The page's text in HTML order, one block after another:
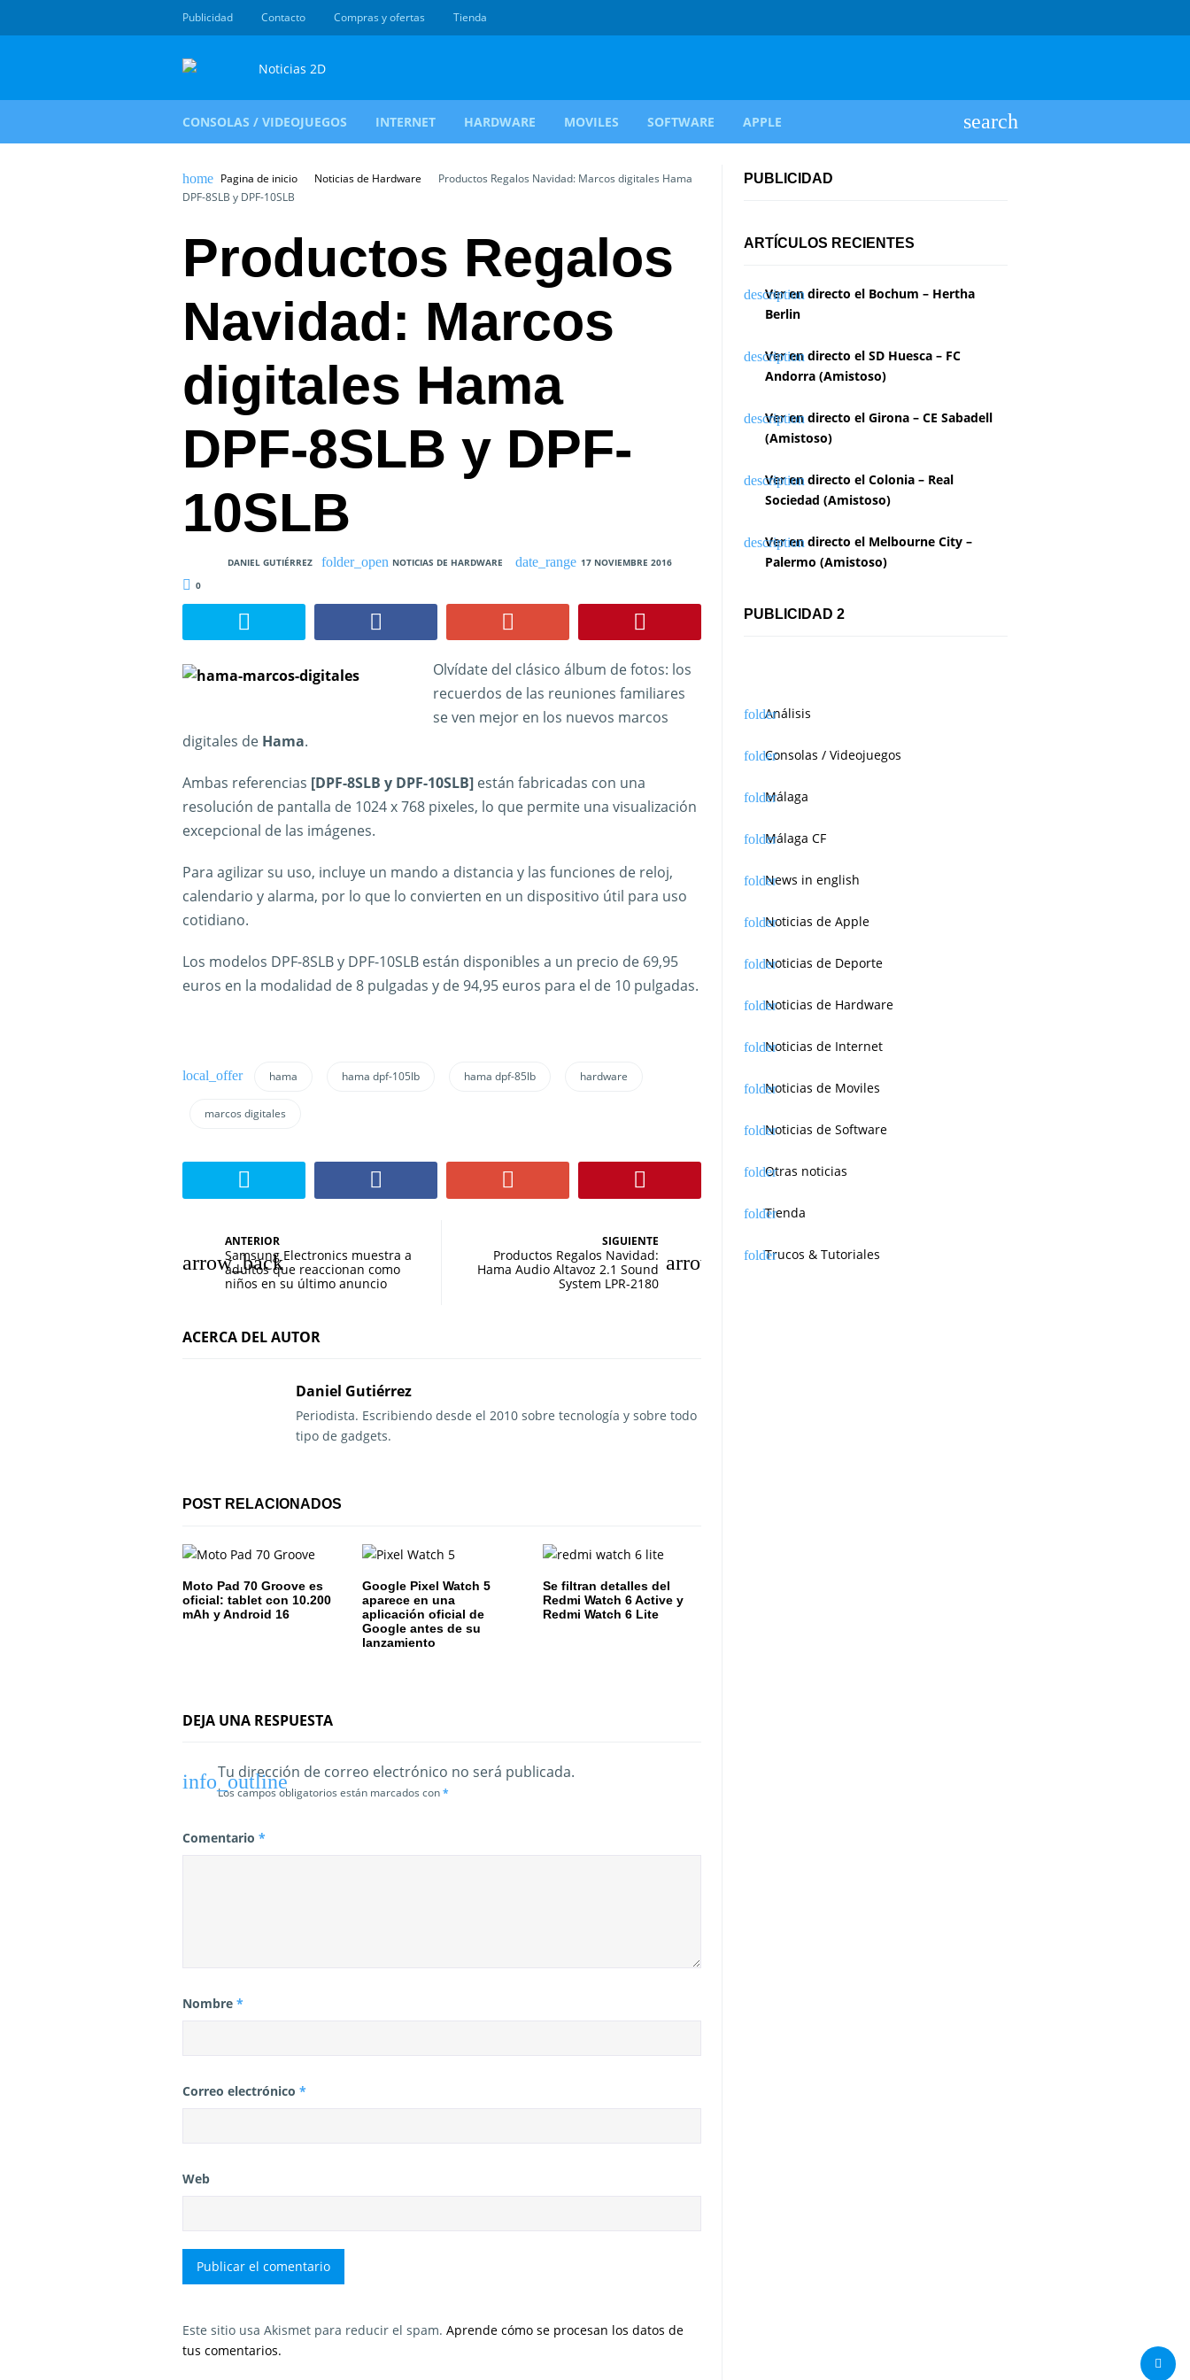
Publicidad Contacto Compras y ofertas Tienda
CONSOLAS / VIDEOJUEGOS INTERNET HARDWARE MOVILES SOFTWARE APPLE
Pagina de inicio Noticias de Hardware
Productos Regalos Navidad: Marcos digitales Hama
DPF-8SLB y DPF-10SLB
Productos Regalos
Navidad: Marcos
digitales Hama
DPF-8SLB y DPF-
10SLB
DANIEL GUTIÉRREZ NOTICIAS DE HARDWARE
17 NOVIEMBRE 2016
0
Olvídate del clásico álbum de fotos: los
recuerdos de las reuniones familiares
se ven mejor en los nuevos marcos
digitales de Hama.
Ambas referencias [DPF-8SLB y DPF-10SLB] están fabricadas con una
resolución de pantalla de 1024 x 768 pixeles, lo que permite una visualización
excepcional de las imágenes.
Para agilizar su uso, incluye un mando a distancia y las funciones de reloj,
calendario y alarma, por lo que lo convierten en un dispositivo útil para uso
cotidiano.
Los modelos DPF-8SLB y DPF-10SLB están disponibles a un precio de 69,95
euros en la modalidad de 8 pulgadas y de 94,95 euros para el de 10 pulgadas.
hama hama dpf-105lb hama dpf-85lb hardware
marcos digitales
a
e
ó
n
d
e
t
a
a
ANTERIOR
Samsung Electronics muestra a
adultos que reaccionan como
niños en su último anuncio
SIGUIENTE
Productos Regalos Navidad:
Hama Audio Altavoz 2.1 Sound
System LPR-2180
ACERCA DEL AUTOR
Daniel Gutiérrez
Periodista. Escribiendo desde el 2010 sobre tecnología y sobre todo
tipo de gadgets.
POST RELACIONADOS
Moto Pad 70 Groove es
oficial: tablet con 10.200
mAh y Android 16
Google Pixel Watch 5
aparece en una
aplicación oficial de
Google antes de su
lanzamiento
Se filtran detalles del
Redmi Watch 6 Active y
Redmi Watch 6 Lite
DEJA UNA RESPUESTA
Tu dirección de correo electrónico no será publicada.
Los campos obligatorios están marcados con*
Comentario *
Nombre *
Correo electrónico *
Web
Este sitio usa Akismet para reducir el spam. Aprende cómo se procesan los datos de
tus comentarios.
PUBLICIDAD
ARTÍCULOS RECIENTES
Ver en directo el Bochum – Hertha
Berlin
Ver en directo el SD Huesca – FC
Andorra (Amistoso)
Ver en directo el Girona – CE Sabadell
(Amistoso)
Ver en directo el Colonia – Real
Sociedad (Amistoso)
Ver en directo el Melbourne City –
Palermo (Amistoso)
PUBLICIDAD 2
Análisis
Consolas / Videojuegos
Málaga
Málaga CF
News in english
Noticias de Apple
Noticias de Deporte
Noticias de Hardware
Noticias de Internet
Noticias de Moviles
Noticias de Software
Otras noticias
Tienda
Trucos & Tutoriales